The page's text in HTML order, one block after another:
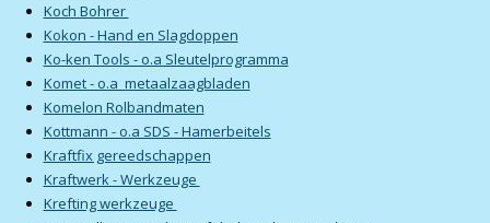
Koch Bohrer
Kokon - Hand en Slagdoppen
Ko-ken Tools - o.a Sleutelprogramma
Komet - o.a metaalzaagbladen
Komelon Rolbandmaten
Kottmann - o.a SDS - Hamerbeitels
Kraftfix gereedschappen
Kraftwerk - Werkzeuge
Krefting werkzeuge